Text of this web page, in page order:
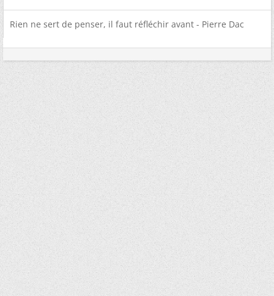
Rien ne sert de penser, il faut réfléchir avant - Pierre Dac